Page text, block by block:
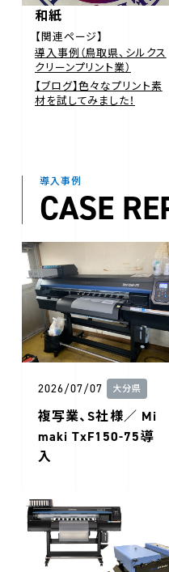
和紙
【関連ページ】
導入事例（鳥取県、シルクス
クリーンプリント業）
【ブログ】色々なプリント素
材を試してみました！
導入事例
CASE
2026/07/07 大分県
複写業、S社様／ Mi
maki TxF150-75導
入